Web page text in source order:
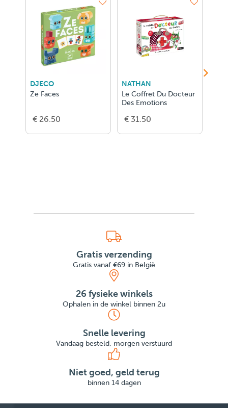
DJECO
Ze Faces
€ 26.50
NATHAN
Le Coffret Du Docteur
Des Emotions
€ 31.50
Gratis verzending
Gratis vanaf €69 in België
26 fysieke winkels
Ophalen in de winkel binnen 2u
Snelle levering
Vandaag besteld, morgen verstuurd
Niet goed, geld terug
binnen 14 dagen